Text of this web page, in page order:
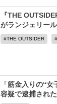
『THE
がランジェリー
THE OUTSIDER
「筋金入りの“
容疑で逮捕され